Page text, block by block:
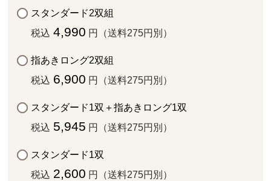
スタンダード2双組
税込 4,990 円（送料275円別）
指あきロング2双組
税込 6,900 円（送料275円別）
スタンダード1双＋指あきロング1双
税込 5,945 円（送料275円別）
スタンダード1双
税込 2,600 円（送料275円別）